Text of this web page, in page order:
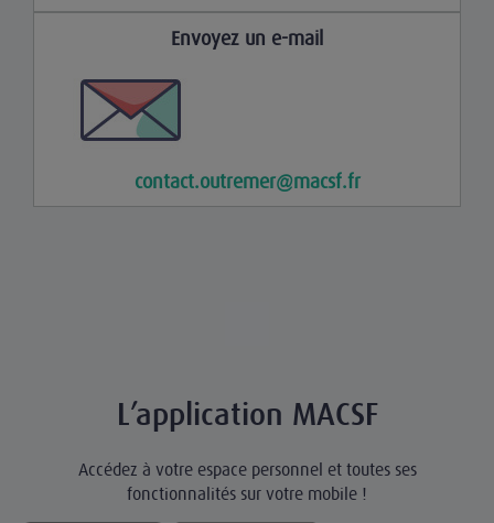
Envoyez un e-mail
contact.outremer@macsf.fr
L’application MACSF
Accédez à votre espace personnel et toutes ses
fonctionnalités sur votre mobile !